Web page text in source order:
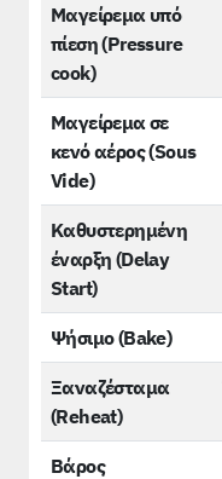
Μαγείρεμα υπό
πίεση (Pressure
cook)
Μαγείρεμα σε
κενό αέρος (Sous
Vide)
Καθυστερημένη
έναρξη (Delay
Start)
Ψήσιμο (Bake)
Ξαναζέσταμα
(Reheat)
Βάρος